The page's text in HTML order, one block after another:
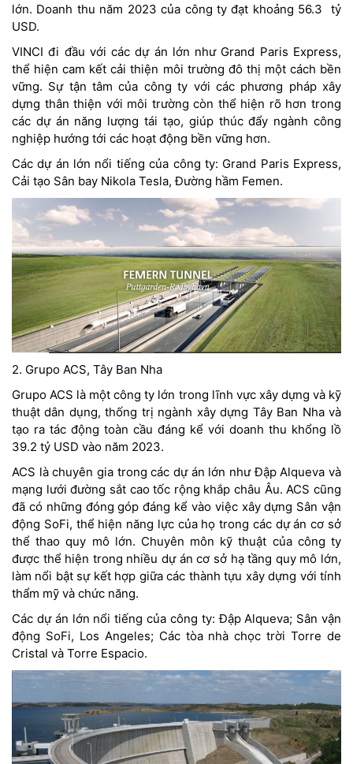
lớn. Doanh thu năm 2023 của công ty đạt khoảng 56.3 tỷ
USD.
VINCI đi đầu với các dự án lớn như Grand Paris Express,
thể hiện cam kết cải thiện môi trường đô thị một cách bền
vững. Sự tận tâm của công ty với các phương pháp xây
dựng thân thiện với môi trường còn thể hiện rõ hơn trong
các dự án năng lượng tái tạo, giúp thúc đẩy ngành công
nghiệp hướng tới các hoạt động bền vững hơn.
Các dự án lớn nổi tiếng của công ty: Grand Paris Express,
Cải tạo Sân bay Nikola Tesla, Đường hầm Femen.
2. Grupo ACS, Tây Ban Nha
Grupo ACS là một công ty lớn trong lĩnh vực xây dựng và kỹ
thuật dân dụng, thống trị ngành xây dựng Tây Ban Nha và
tạo ra tác động toàn cầu đáng kể với doanh thu khổng lồ
39.2 tỷ USD vào năm 2023.
ACS là chuyên gia trong các dự án lớn như Đập Alqueva và
mạng lưới đường sắt cao tốc rộng khắp châu Âu. ACS cũng
đã có những đóng góp đáng kể vào việc xây dựng Sân vận
động SoFi, thể hiện năng lực của họ trong các dự án cơ sở
thể thao quy mô lớn. Chuyên môn kỹ thuật của công ty
được thể hiện trong nhiều dự án cơ sở hạ tầng quy mô lớn,
làm nổi bật sự kết hợp giữa các thành tựu xây dựng với tính
thẩm mỹ và chức năng.
Các dự án lớn nổi tiếng của công ty: Đập Alqueva; Sân vận
động SoFi, Los Angeles; Các tòa nhà chọc trời Torre de
Cristal và Torre Espacio.